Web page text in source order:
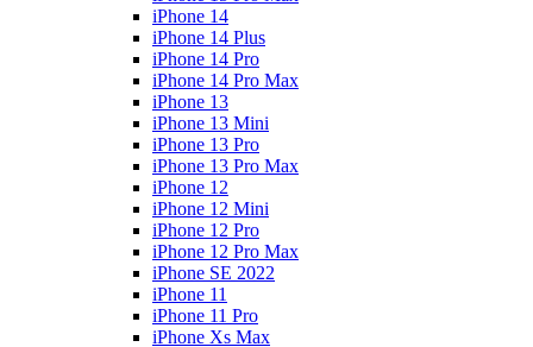
iPhone 14
iPhone 14 Plus
iPhone 14 Pro
iPhone 14 Pro Max
iPhone 13
iPhone 13 Mini
iPhone 13 Pro
iPhone 13 Pro Max
iPhone 12
iPhone 12 Mini
iPhone 12 Pro
iPhone 12 Pro Max
iPhone SE 2022
iPhone 11
iPhone 11 Pro
iPhone Xs Max